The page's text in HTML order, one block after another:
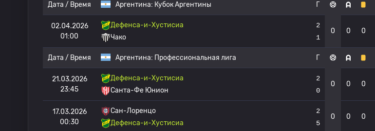
Дата / Время Аргентина: Кубок Аргентины Г
02.04.2026
01:00
Дефенса-и-Хустисиа
Чако
2
1
0 0 0
Дата / Время Аргентина: Профессиональная лига Г
21.03.2026
23:45
Дефенса-и-Хустисиа
Санта-Фе Юнион
2
0
0 0 0
17.03.2026
00:30
Сан-Лоренцо
Дефенса-и-Хустисиа
2
5
0 0 0